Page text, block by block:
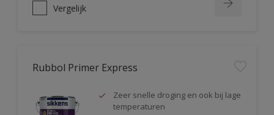
Vergelijk
Rubbol Primer Express
Zeer snelle droging en ook bij lage
temperaturen